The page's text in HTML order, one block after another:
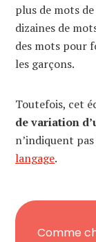
plus de mots de
dizaines de
des mots pour
les garçons.
Toutefois, cet
de variation
n’indiquent
langage.
Comme